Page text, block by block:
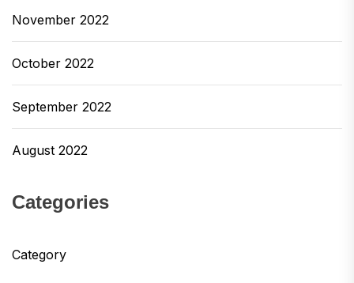
November 2022
October 2022
September 2022
August 2022
Categories
Category